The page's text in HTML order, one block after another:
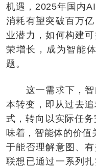
机遇，2025年国内
消耗有望突破百万
业潜力，如何构建
荣增长，成为智能
题。
这一需求下，智
本转变，即从过去
式，转向以实际任
味着，智能体的价值
于能否理解意图、
联想已通过一系列